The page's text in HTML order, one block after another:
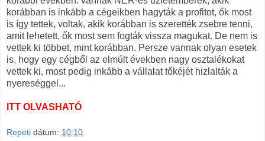
korábban is inkább a cégeikben hagyták a profitot, ők most
is így tettek, voltak, akik korábban is szerették zsebre tenni,
amit lehetett, ők most sem fogták vissza magukat. De nem is
vettek ki többet, mint korábban. Persze vannak olyan esetek
is, hogy egy cégből az elmúlt években nagy osztalékokat
vettek ki, most pedig inkább a vállalat tőkéjét hizlalták a
nyereséggel...
ITT OLVASHATÓ
Repeti dátum: 10:10